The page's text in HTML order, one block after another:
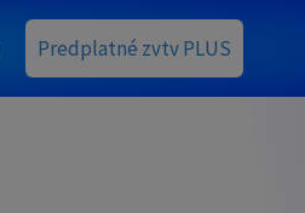
Predplatné zvtv PLUS